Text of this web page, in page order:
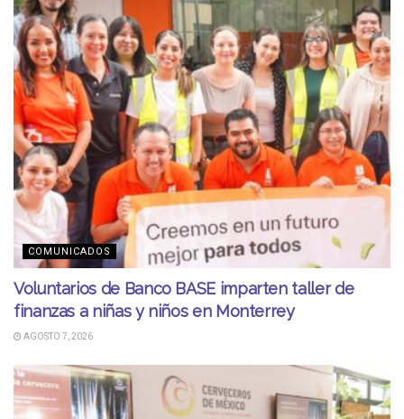
COMUNICADOS
Voluntarios de Banco BASE imparten taller de
finanzas a niñas y niños en Monterrey
AGOSTO 7, 2026